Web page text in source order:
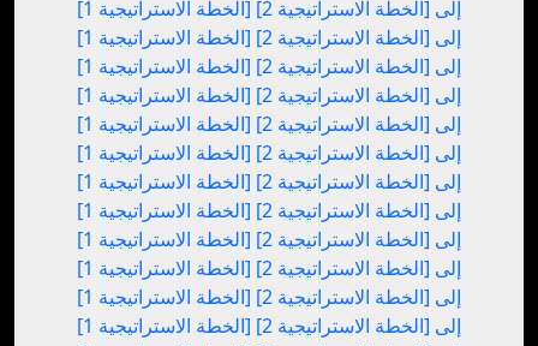
[الخطة الاستراتيجية 1] إلى [الخطة الاستراتيجية 2]
[الخطة الاستراتيجية 1] إلى [الخطة الاستراتيجية 2]
[الخطة الاستراتيجية 1] إلى [الخطة الاستراتيجية 2]
[الخطة الاستراتيجية 1] إلى [الخطة الاستراتيجية 2]
[الخطة الاستراتيجية 1] إلى [الخطة الاستراتيجية 2]
[الخطة الاستراتيجية 1] إلى [الخطة الاستراتيجية 2]
[الخطة الاستراتيجية 1] إلى [الخطة الاستراتيجية 2]
[الخطة الاستراتيجية 1] إلى [الخطة الاستراتيجية 2]
[الخطة الاستراتيجية 1] إلى [الخطة الاستراتيجية 2]
[الخطة الاستراتيجية 1] إلى [الخطة الاستراتيجية 2]
[الخطة الاستراتيجية 1] إلى [الخطة الاستراتيجية 2]
[الخطة الاستراتيجية 1] إلى [الخطة الاستراتيجية 2]